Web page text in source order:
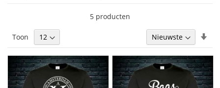
5 producten
Toon